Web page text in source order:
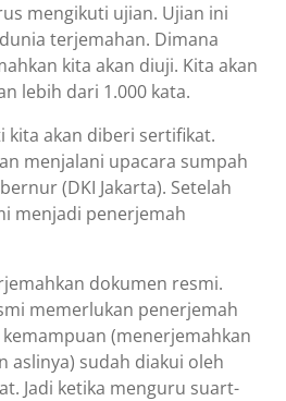
mengikuti ujian. Ujian ini
terjemahan. Dimana
kita akan diuji. Kita akan
lebih dari 1.000 kata.
kita akan diberi sertifikat.
menjalani upacara sumpah
(DKI Jakarta). Setelah
menjadi penerjemah
dokumen resmi.
memerlukan penerjemah
(menerjemahkan
aslinya) sudah diakui oleh
Jadi ketika menguru suart-